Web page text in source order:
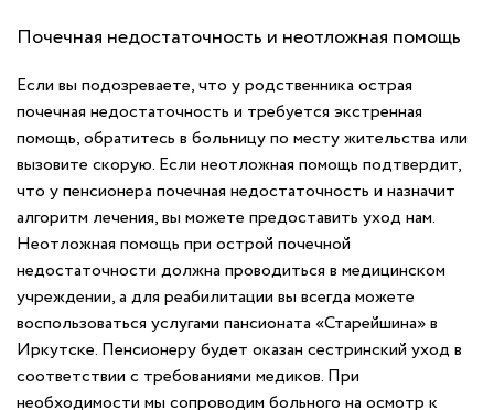
Почечная недостаточность и неотложная помощь
Если вы подозреваете, что у родственника острая
почечная недостаточность и требуется экстренная
помощь, обратитесь в больницу по месту жительства или
вызовите скорую. Если неотложная помощь подтвердит,
что у пенсионера почечная недостаточность и назначит
алгоритм лечения, вы можете предоставить уход нам.
Неотложная помощь при острой почечной
недостаточности должна проводиться в медицинском
учреждении, а для реабилитации вы всегда можете
воспользоваться услугами пансионата «Старейшина» в
Иркутске. Пенсионеру будет оказан сестринский уход в
соответствии с требованиями медиков. При
необходимости мы сопроводим больного на осмотр к